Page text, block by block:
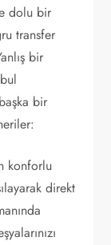
dolu bir
transfer
bir
bir
konforlu
direkt